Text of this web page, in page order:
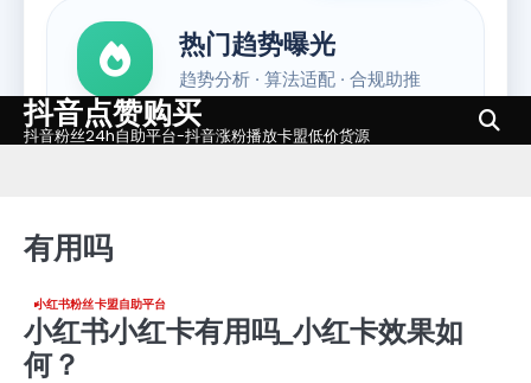
Skip抖音点赞购买
抖音粉丝24h自助平台-抖音涨粉播放卡盟低价货源
有用吗
小红书粉丝卡盟自助平台
小红书小红卡有用吗_小红卡效果如
何？